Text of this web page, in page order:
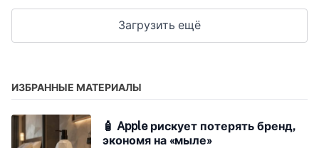
Загрузить ещё
ИЗБРАННЫЕ МАТЕРИАЛЫ
🧴 Apple рискует потерять бренд,
экономя на «мыле»